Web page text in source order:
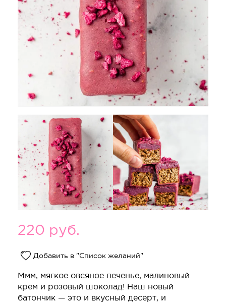
220 руб.
Добавить в "Список желаний"
Ммм, мягкое овсяное печенье, малиновый
крем и розовый шоколад! Наш новый
батончик — это и вкусный десерт, и